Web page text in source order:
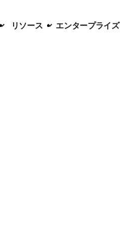
リソース エンタープライズ